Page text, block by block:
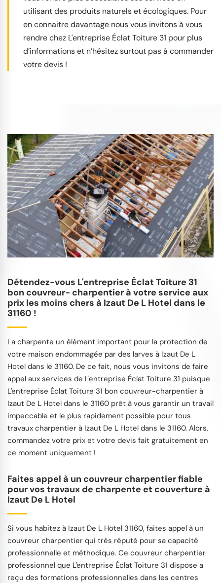
utilisant des produits naturels et écologiques. Pour
en connaitre davantage nous vous invitons à vous
rendre chez L'entreprise Éclat Toiture 31 pour plus
d’informations et n’hésitez surtout pas à commander
votre devis !
Détendez-vous L'entreprise Éclat Toiture 31
bon couvreur- charpentier à votre service aux
prix les moins chers à Izaut De L Hotel dans le
31160 !
La charpente un élément important pour la protection de
votre maison endommagée par des larves à Izaut De L
Hotel dans le 31160. De ce fait, nous vous invitons de faire
appel aux services de L'entreprise Éclat Toiture 31 puisque
L'entreprise Éclat Toiture 31 bon couvreur-charpentier à
Izaut De L Hotel dans le 31160 prêt à vous garantir un travail
impeccable et le plus rapidement possible pour tous
travaux charpentier à Izaut De L Hotel dans le 31160. Alors,
commandez votre prix et votre devis fait gratuitement en
ce moment uniquement !
Faites appel à un couvreur charpentier fiable
pour vos travaux de charpente et couverture à
Izaut De L Hotel
Si vous habitez à Izaut De L Hotel 31160, faites appel à un
couvreur charpentier qui très réputé pour sa capacité
professionnelle et méthodique. Ce couvreur charpentier
professionnel que L'entreprise Éclat Toiture 31 dispose a
reçu des formations professionnelles dans les centres